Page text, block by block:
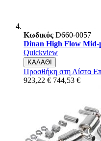
Κωδικός D660-0057
Dinan High Flow Mid-
Quickview
ΚΑΛΑΘΙ
Προσθήκη στη Λίστα
923,22 € 744,53 €